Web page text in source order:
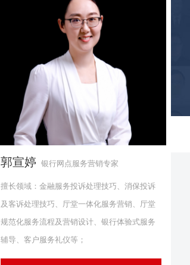
郭宣婷 银行网点服务营销专家
擅长领域：金融服务投诉处理技巧、消保投诉
及客诉处理技巧、厅堂一体化服务营销、厅堂
规范化服务流程及营销设计、银行体验式服务
辅导、客户服务礼仪等；